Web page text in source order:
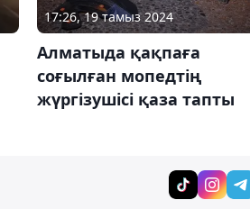
17:26, 19 тамыз 2024
Алматыда қақпаға
соғылған мопедтің
жүргізушісі қаза тапты